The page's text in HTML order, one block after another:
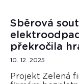
Sběrová
překročila
10. 12. 2025
Projekt Zelená